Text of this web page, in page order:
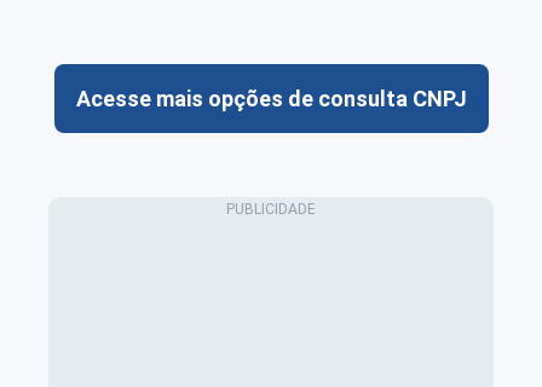
Acesse mais opções de consulta CNPJ